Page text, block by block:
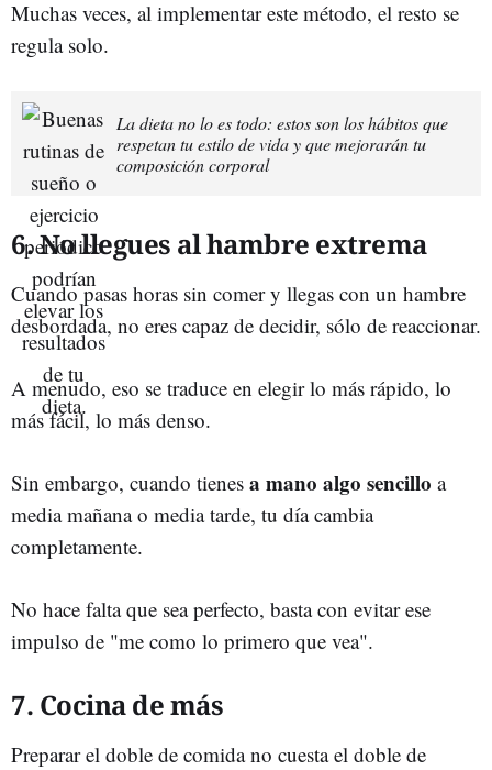
Muchas veces, al implementar este método, el resto se
regula solo.
La dieta no lo es todo: estos son los hábitos que
respetan tu estilo de vida y que mejorarán tu
composición corporal
6. No llegues al hambre extrema
Cuando pasas horas sin comer y llegas con un hambre
desbordada, no eres capaz de decidir, sólo de reaccionar.
A menudo, eso se traduce en elegir lo más rápido, lo
más fácil, lo más denso.
Sin embargo, cuando tienes a mano algo sencillo a
media mañana o media tarde, tu día cambia
completamente.
No hace falta que sea perfecto, basta con evitar ese
impulso de "me como lo primero que vea".
7. Cocina de más
Preparar el doble de comida no cuesta el doble de